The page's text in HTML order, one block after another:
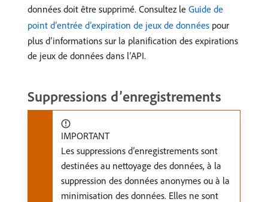
données doit être supprimé. Consultez le Guide de
point d’entrée d’expiration de jeux de données pour
plus d’informations sur la planification des expirations
de jeux de données dans l’API.
Suppressions d’enregistrements
IMPORTANT
Les suppressions d’enregistrements sont
destinées au nettoyage des données, à la
suppression des données anonymes ou à la
minimisation des données. Elles ne sont